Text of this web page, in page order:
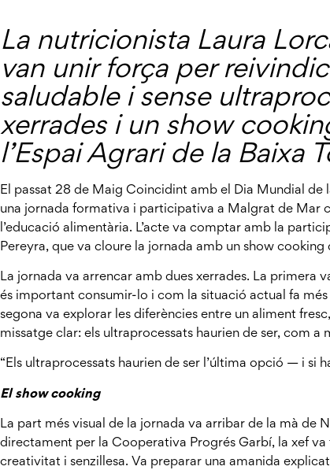
La nutricionista Laura
van unir força per
saludable i sense
xerrades i un show
l’Espai Agrari de la Baixa
El passat 28 de Maig Coincidint amb el Dia Mundial de
una jornada formativa i participativa a Malgrat de Mar
l’educació alimentària. L’acte va comptar amb la
Pereyra, que va cloure la jornada amb un show cooking
La jornada va arrencar amb dues xerrades. La primera
és important consumir-lo i com la situació actual fa
segona va explorar les diferències entre un aliment
missatge clar: els ultraprocessats haurien de ser, com
“Els ultraprocessats haurien de ser l’última opció — i si
El show cooking
La part més visual de la jornada va arribar de la mà de
directament per la Cooperativa Progrés Garbí, la xef
creativitat i senzillesa. Va preparar una amanida